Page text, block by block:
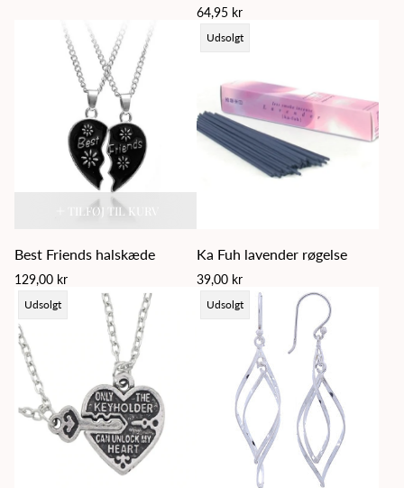
Regular
64,95 kr
TILFØJ TIL KURV
Best Friends halskæde
Regular
129,00 kr
Product
Udsolgt
Ka Fuh lavender røgelse
Regular
39,00 kr
Product
Udsolgt
Product
Udsolgt